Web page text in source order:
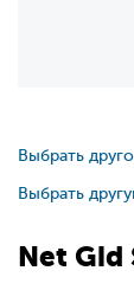
Выбрать
Выбрать
Net Gid